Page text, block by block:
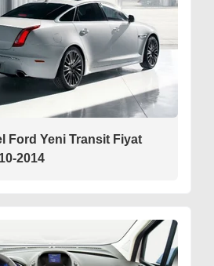
Ford Yeni Transit Fiyat
2014